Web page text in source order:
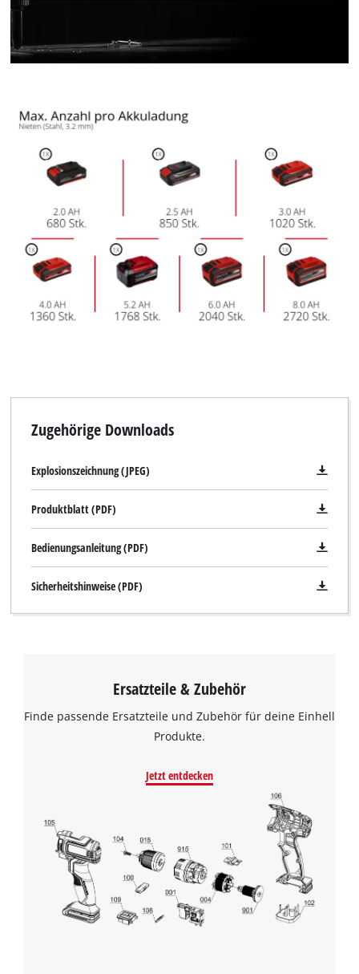
Zugehörige Downloads
Explosionszeichnung (JPEG)
Produktblatt (PDF)
Bedienungsanleitung (PDF)
Sicherheitshinweise (PDF)
Ersatzteile & Zubehör
Finde passende Ersatzteile und Zubehör für deine Einhell
Produkte.
Jetzt entdecken